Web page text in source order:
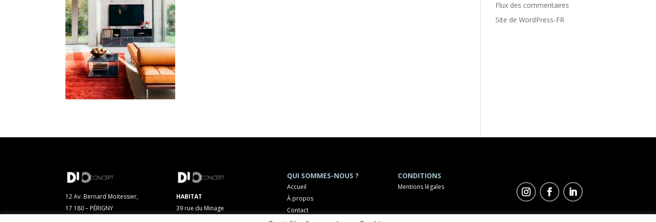
Flux des commentaires
Site de WordPress-FR
12 Av. Bernard Moitessier,
17 180 – PÉRIGNY
HABITAT
39 rue du Minage
QUI SOMMES-NOUS ?
Accueil
À propos
Contact
CONDITIONS
Mentions légales